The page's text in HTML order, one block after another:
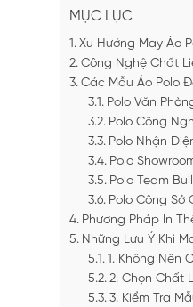
MỤC LỤC
Xu Hướng May Áo
Công Nghệ Chất
Các Mẫu Áo Polo
Polo Văn
Polo Công
Polo Nhận
Polo
Polo Team
Polo Công Sở
Phương Pháp In
Những Lưu Ý Khi
1. Không Nên
2. Chọn Chất
3. Kiểm Tra